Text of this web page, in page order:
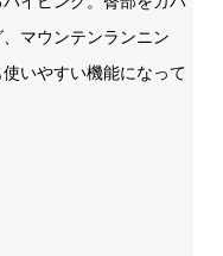
マウンテンランニン
いやすい機能になって